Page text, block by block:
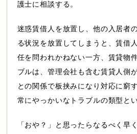
護士に相談する。
迷惑賃借人を放置し、他の入居者
る状況を放置してしまうと、賃借
任を問われかねない一方、賃貸物
ブルは、管理会社も含む賃貸人側
との関係で板挟みになり対応に窮
常にやっかいなトラブルの類型と
「おや？」と思ったらなるべく早